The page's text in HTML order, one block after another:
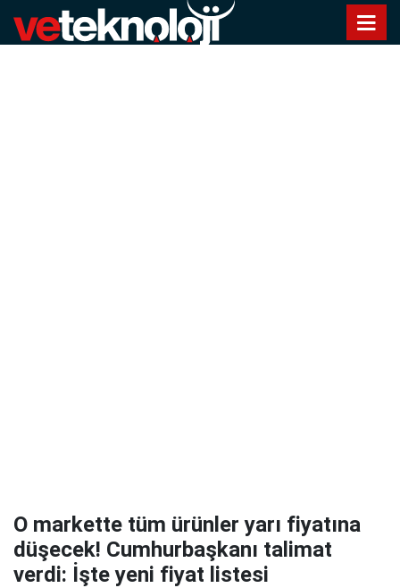
O markette tüm ürünler yarı fiyatına
düşecek! Cumhurbaşkanı talimat
verdi: İşte yeni fiyat listesi